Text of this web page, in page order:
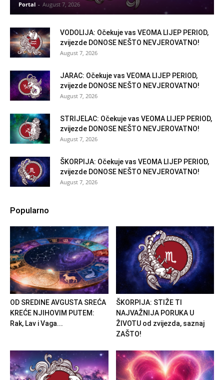
Portal - August 7, 2026
VODOLIJA: Očekuje vas VEOMA LIJEP PERIOD,
zvijezde DONOSE NEŠTO NEVJEROVATNO!
August 7, 2026
JARAC: Očekuje vas VEOMA LIJEP PERIOD,
zvijezde DONOSE NEŠTO NEVJEROVATNO!
August 7, 2026
STRIJELAC: Očekuje vas VEOMA LIJEP PERIOD,
zvijezde DONOSE NEŠTO NEVJEROVATNO!
August 7, 2026
ŠKORPIJA: Očekuje vas VEOMA LIJEP PERIOD,
zvijezde DONOSE NEŠTO NEVJEROVATNO!
August 7, 2026
Popularno
OD SREDINE AVGUSTA SREĆA
KREĆE NJIHOVIM PUTEM:
Rak, Lav i Vaga...
ŠKORPIJA: STIŽE TI
NAJVAŽNIJA PORUKA U
ŽIVOTU od zvijezda, saznaj
ZAŠTO!